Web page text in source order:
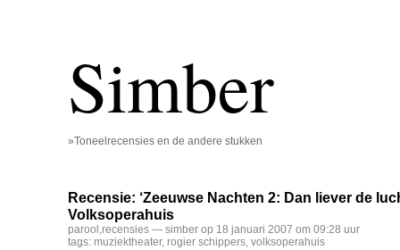
Simber
»Toneelrecensies en de andere stukken
Recensie: ‘Zeeuwse Nachten 2: Dan liever de
Volksoperahuis
parool ,recensies — simber op 18 januari 2007 om 09:28 uur
tags: muziektheater, rogier schippers, volksoperahuis